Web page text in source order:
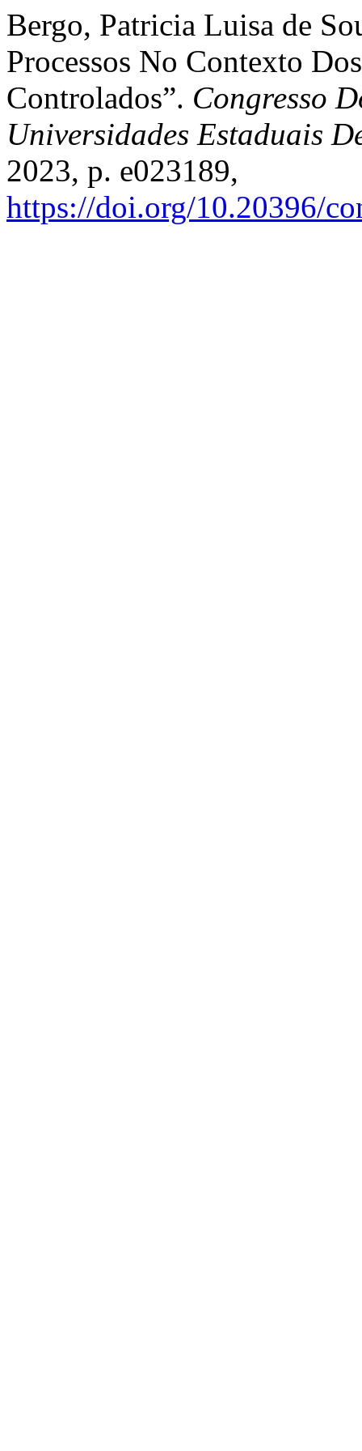
Bergo, Patricia Luisa de
Processos No Contexto
Controlados”. Congresso
Universidades Estaduais
2023, p. e023189,
https://doi.org/10.20396/